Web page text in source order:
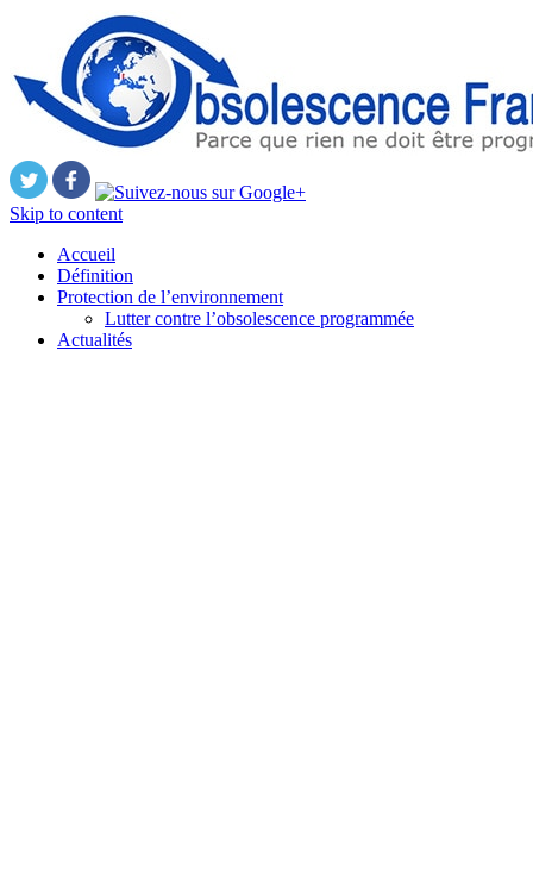
Skip to content
Accueil
Définition
Protection de l’environnement
Lutter contre l’obsolescence programmée
Actualités